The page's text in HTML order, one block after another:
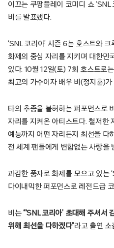
이끄는 쿠팡플레이 코미디 쇼
비를 발표했다.
‘SNL 코리아’ 시즌 6는 호스트와
화제의 중심 자리를 지키며 대한민
있다. 10월 12일(토) 7회 호스트로
최고의 가수이자 배우 비(정지훈)가
타의 추종을 불허하는 퍼포먼스로
자리를 지켜온 아티스트다. 철저한
예능까지 어떤 자리든지 최선을 다
전 세계 팬들에게 변함없는 사랑을
과감한 풍자로 화제를 모으고 있는
다이내믹한 퍼포먼스로 레전드급
비는“‘SNL 코리아’ 초대해 주셔서
위해 최선을 다하겠다”라고 출연 소